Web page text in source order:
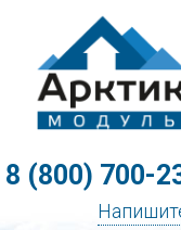
8 (800) 700-